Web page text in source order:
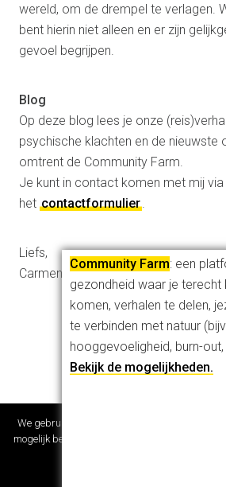
wereld, om de drempel te verlagen.
bent hierin niet alleen en er zijn
gevoel begrijpen.
Blog
Op deze blog lees je onze
psychische klachten en de nieuwste
omtrent de Community Farm.
Je kunt in contact komen met mij via
het contactformulier
Liefs,
Carmen Coolen
We gebruiken cookies om er zeker van te zijn
mogelijk beleeft. Als je deze website blijft
Community Farm: een
gezondheid waar je
komen, verhalen te delen,
te verbinden met natuur
hooggevoeligheid, burn-
Bekijk de mogelijkheden.